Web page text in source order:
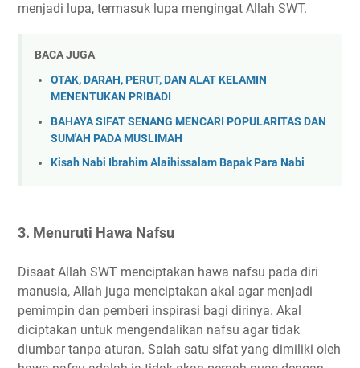
menjadi lupa, termasuk lupa mengingat Allah SWT.
BACA JUGA
OTAK, DARAH, PERUT, DAN ALAT KELAMIN
MENENTUKAN PRIBADI
BAHAYA SIFAT SENANG MENCARI POPULARITAS DAN
SUM'AH PADA MUSLIMAH
Kisah Nabi Ibrahim Alaihissalam Bapak Para Nabi
3. Menuruti Hawa Nafsu
Disaat Allah SWT menciptakan hawa nafsu pada diri
manusia, Allah juga menciptakan akal agar menjadi
pemimpin dan pemberi inspirasi bagi dirinya. Akal
diciptakan untuk mengendalikan nafsu agar tidak
diumbar tanpa aturan. Salah satu sifat yang dimiliki oleh